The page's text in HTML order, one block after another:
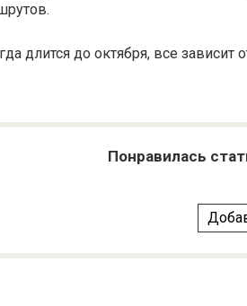
длится до октября, все зависит
Понравилась